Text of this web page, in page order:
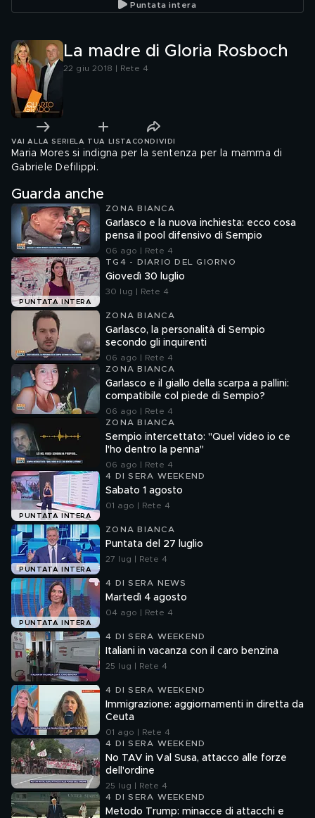
Puntata intera
La madre di Gloria Rosboch
22 giu 2018 | Rete 4
VAI ALLA SERIE LA TUA LISTA CONDIVIDI
Maria Mores si indigna per la sentenza per la mamma di
Gabriele Defilippi.
Guarda anche
ZONA BIANCA
Garlasco e la nuova inchiesta: ecco cosa
pensa il pool difensivo di Sempio
06 ago | Rete 4
PUNTATA INTERA
TG4 - DIARIO DEL GIORNO
Giovedì 30 luglio
30 lug | Rete 4
ZONA BIANCA
Garlasco, la personalità di Sempio
secondo gli inquirenti
06 ago | Rete 4
ZONA BIANCA
Garlasco e il giallo della scarpa a pallini:
compatibile col piede di Sempio?
06 ago | Rete 4
ZONA BIANCA
Sempio intercettato: "Quel video io ce
l'ho dentro la penna"
06 ago | Rete 4
PUNTATA INTERA
4 DI SERA WEEKEND
Sabato 1 agosto
01 ago | Rete 4
PUNTATA INTERA
ZONA BIANCA
Puntata del 27 luglio
27 lug | Rete 4
PUNTATA INTERA
4 DI SERA NEWS
Martedì 4 agosto
04 ago | Rete 4
4 DI SERA WEEKEND
Italiani in vacanza con il caro benzina
25 lug | Rete 4
4 DI SERA WEEKEND
Immigrazione: aggiornamenti in diretta da
Ceuta
01 ago | Rete 4
4 DI SERA WEEKEND
No TAV in Val Susa, attacco alle forze
dell'ordine
25 lug | Rete 4
4 DI SERA WEEKEND
Metodo Trump: minacce di attacchi e